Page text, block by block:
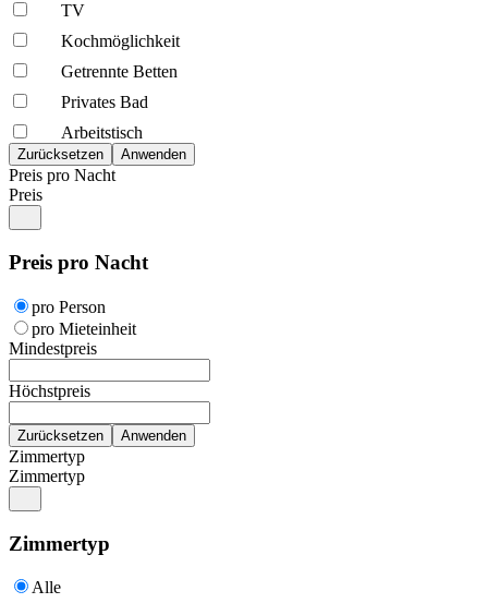
TV
Kochmöglich­keit
Getrennte Betten
Privates Bad
Arbeitstisch
Preis pro Nacht
Preis
Preis pro Nacht
pro Person
pro Mieteinheit
Mindestpreis
Höchstpreis
Zimmertyp
Zimmertyp
Zimmertyp
Alle